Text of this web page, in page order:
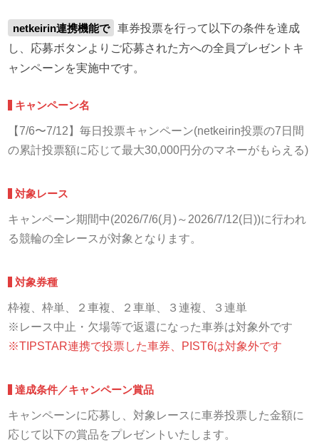
netkeirin連携機能で
車券投票を行って以下の条件を達成
し、応募ボタンよりご応募された方への全員プレゼントキ
ャンペーンを実施中です。
キャンペーン名
【7/6〜7/12】毎日投票キャンペーン(netkeirin投票の7日間
の累計投票額に応じて最大30,000円分のマネーがもらえる)
対象レース
キャンペーン期間中(2026/7/6(月)～2026/7/12(日))に行われ
る競輪の全レースが対象となります。
対象券種
枠複、枠単、２車複、２車単、３連複、３連単
※レース中止・欠場等で返還になった車券は対象外です
※TIPSTAR連携で投票した車券、PIST6は対象外です
達成条件／キャンペーン賞品
キャンペーンに応募し、対象レースに車券投票した金額に
応じて以下の賞品をプレゼントいたします。